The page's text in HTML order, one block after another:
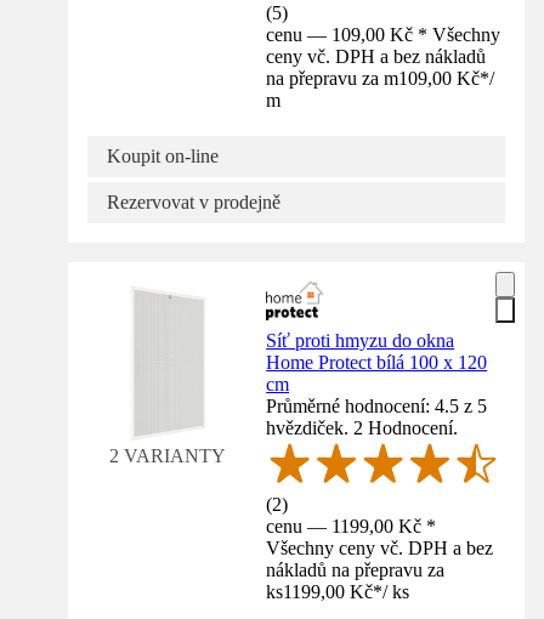
(5)
cenu — 109,00 Kč * Všechny
ceny vč. DPH a bez nákladů
na přepravu za m109,00 Kč*/
m
Koupit on-line
Rezervovat v prodejně
2 VARIANTY
Síť proti hmyzu do okna
Home Protect bílá 100 x 120
cm
Průměrné hodnocení: 4.5 z 5
hvězdiček. 2 Hodnocení.
(2)
cenu — 1199,00 Kč *
Všechny ceny vč. DPH a bez
nákladů na přepravu za
ks1199,00 Kč*/ ks